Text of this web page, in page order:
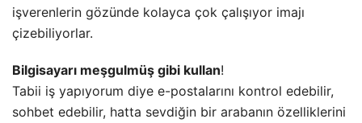
işverenlerin gözünde kolayca çok çalışıyor imajı
çizebiliyorlar.
Bilgisayarı meşgulmüş gibi kullan!
Tabii iş yapıyorum diye e-postalarını kontrol edebilir,
sohbet edebilir, hatta sevdiğin bir arabanın özelliklerini